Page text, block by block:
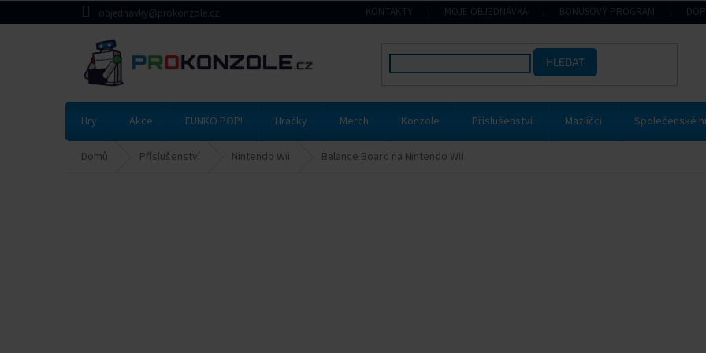
na
objednavky@prokonzole.cz KONTAKTY MOJE OBJEDNÁVKA BONUSOVÝ PROGRAM
HLEDAT
Hry Akce FUNKO POP! Hračky Merch Konzole Příslušenství Mazlíčci Společenské
Domů Příslušenství Nintendo Wii Balance Board na Nintendo Wii